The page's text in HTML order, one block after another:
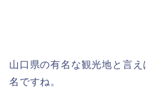
山口県の有名な観光地と言
名ですね。